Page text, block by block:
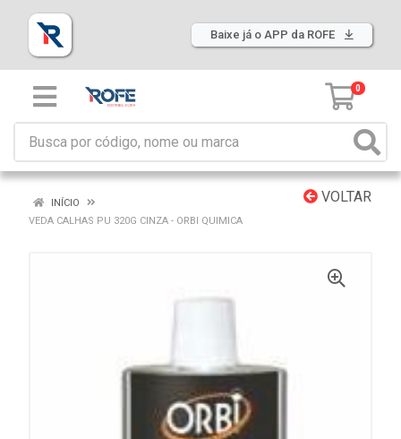
Baixe já o APP da ROFE
0
VOLTAR
INÍCIO
VEDA CALHAS PU 320G CINZA - ORBI QUIMICA